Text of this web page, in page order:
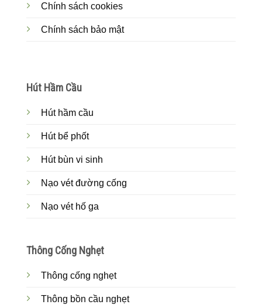
Chính sách cookies
Chính sách bảo mật
Hút Hầm Cầu
Hút hầm cầu
Hút bể phốt
Hút bùn vi sinh
Nạo vét đường cống
Nạo vét hố ga
Thông Cống Nghẹt
Thông cống nghẹt
Thông bồn cầu nghẹt